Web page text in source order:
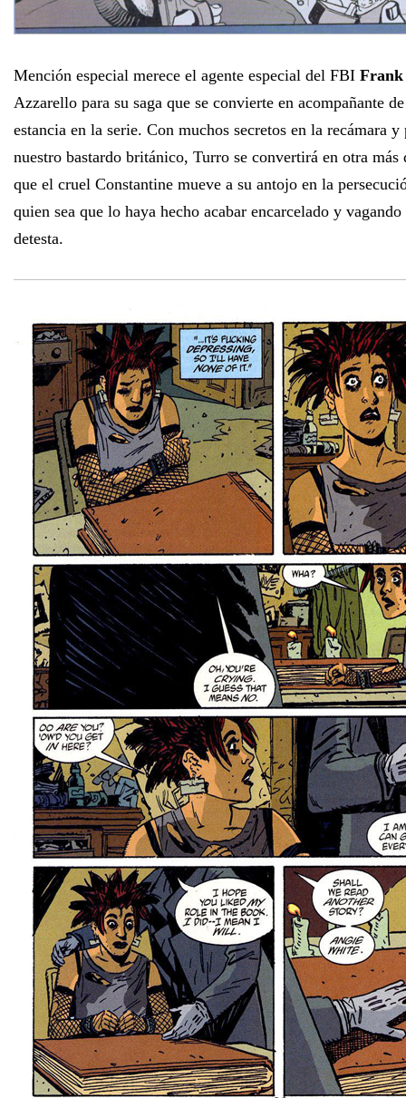
Mención especial merece el agente especial del FBI
Azzarello para su saga que se convierte en acompañante
estancia en la serie. Con muchos secretos en la recámara
nuestro bastardo británico, Turro se convertirá en otra más
que el cruel Constantine mueve a su antojo en la
quien sea que lo haya hecho acabar encarcelado y
detesta.